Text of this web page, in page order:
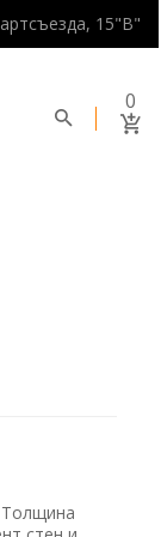
15"В"
0
Толщина